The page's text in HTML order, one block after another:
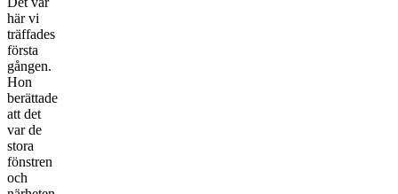
här vi
träffades
första
gången.
Hon
berättade
att det
var de
stora
fönstren
och